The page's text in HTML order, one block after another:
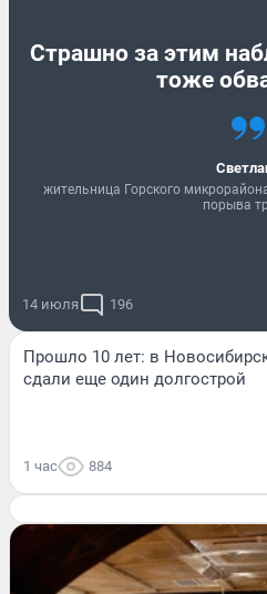
Страшно за этим
тоже
жительница Горского
порыва
14 июля 196
Прошло 10 лет: в
сдали еще один долгострой
1 час 884